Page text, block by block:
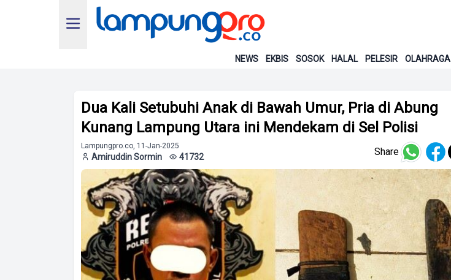
NEWS EKBIS SOSOK HALAL PELESIR OLAHRAGA
Dua Kali Setubuhi Anak di Bawah Umur, Pria di Abung
Kunang Lampung Utara ini Mendekam di Sel Polisi
Lampungpro.co, 11-Jan-2025
Amiruddin Sormin 41732 Share